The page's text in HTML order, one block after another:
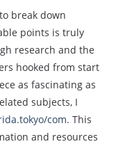
break down
points is truly
research and the
hooked from start
as fascinating as
subjects, I
com. This
and resources